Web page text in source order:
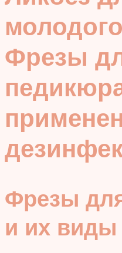
Фрезы
Фрезы
и их виды